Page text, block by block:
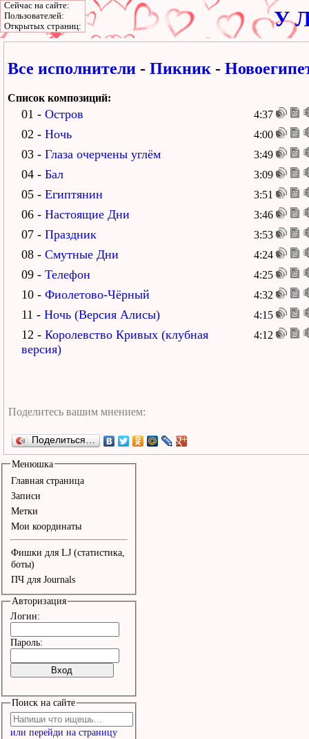
У
Все исполнители - Пикник -
Список композиций:
01 - Остров 4:37
02 - Ночь 4:00
03 - Глаза очерчены углём 3:49
04 - Бал 3:09
05 - Египтянин 3:51
06 - Настоящие Дни 3:46
07 - Праздник 3:53
08 - Смутные Дни 4:24
09 - Телефон 4:25
10 - Фиолетово-Чёрный 4:32
11 - Ночь (Версия Алисы) 4:15
12 - Королевство Кривых (клубная
версия)
4:12
Поделиться…
Менюшка
Главная страница
Записи
Метки
Мои координаты
Фишки для LJ (статистика,
боты)
ПЧ для Journals
Авторизация
Логин:
Пароль:
Поиск на сайте
или перейди на страницу
Сейчас на сайте:
Пользователей:
Открытых страниц: